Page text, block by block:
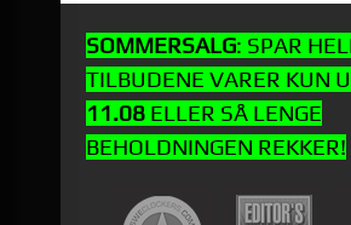
SOMMERSALG: SPAR
TILBUDENE VARER KUN
11.08 ELLER SÅ LENGE
BEHOLDNINGEN REKKER!